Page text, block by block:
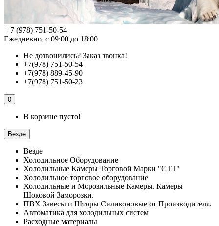
+ 7 (978) 751-50-54
Ежедневно, с 09:00 до 18:00
Не дозвонились? Заказ звонка!
+7(978) 751-50-54
+7(978) 889-45-90
+7(978) 751-50-23
0
В корзине пусто!
Везде
Везде
Холодильное Оборудование
Холодильные Камеры Торговой Марки "СТТ"
Холодильное торговое оборудование
Холодильные и Морозильные Камеры. Камеры
Шоковой Заморозки.
ПВХ Завесы и Шторы Силиконовые от Производителя.
Автоматика для холодильных систем
Расходные материалы